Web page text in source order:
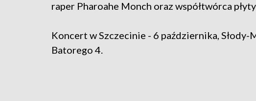
raper Pharoahe Monch oraz współtwórca
Koncert w Szczecinie - 6 października,
Batorego 4.